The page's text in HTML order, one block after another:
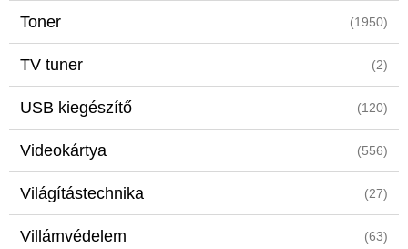
Toner (1950)
TV tuner (2)
USB kiegészítő (120)
Videokártya (556)
Világítástechnika (27)
Villámvédelem (63)